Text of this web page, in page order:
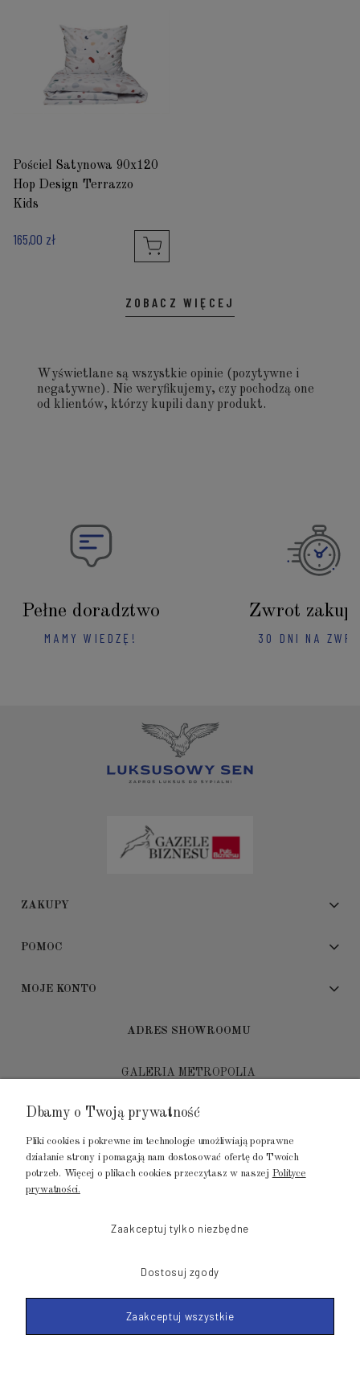
Pościel Satynowa 90x120
Hop Design Terrazzo
Kids
165,00 zł
ZOBACZ WIĘCEJ
Wyświetlane są wszystkie opinie (pozytywne i
negatywne). Nie weryfikujemy, czy pochodzą one
od klientów, którzy kupili dany produkt.
Pełne doradztwo
MAMY WIEDZĘ!
Zwrot
30 DNI NA
ZAKUPY
POMOC
MOJE KONTO
ADRES SHOWROOMU
GALERIA METROPOLIA
80-452 Gdańsk
tel.: 502 104 104
mail: biuro@luksusowysen.pl
Made with
Dbamy o Twoją prywatność
Pliki cookies i pokrewne im technologie umożliwiają poprawne
działanie strony i pomagają nam dostosować ofertę do Twoich
potrzeb. Więcej o plikach cookies przeczytasz w naszej Polityce
prywatności.
Zaakceptuj tylko niezbędne
Dostosuj zgody
Zaakceptuj wszystkie